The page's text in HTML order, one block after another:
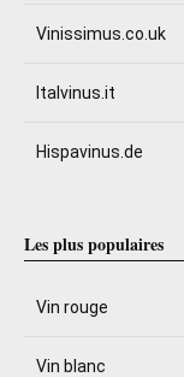
Vinissimus.co.uk
Italvinus.it
Hispavinus.de
Les plus populaires
Vin rouge
Vin blanc